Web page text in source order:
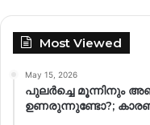
Most Viewed
May 15, 2026
പുലർച്ചെ മൂന്നിനും
ഉണരുന്നുണ്ടോ?;